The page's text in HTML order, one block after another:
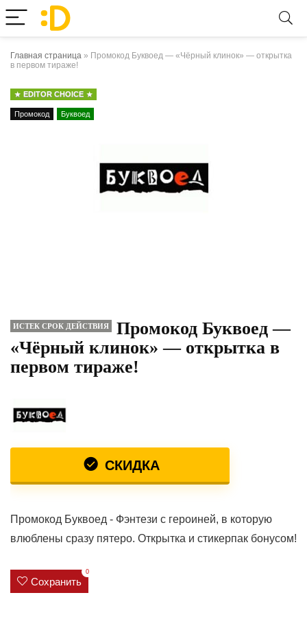
Главная страница » Промокод Буквоед — «Чёрный клинок» — открытка
в первом тираже!
EDITOR CHOICE
Промокод Буквоед
ИСТЕК СРОК ДЕЙСТВИЯ
Промокод Буквоед —
«Чёрный клинок» — открытка в
первом тираже!
СКИДКА
Промокод Буквоед - Фэнтези с героиней, в которую
влюблены сразу пятеро. Открытка и стикерпак бонусом!
Сохранить
0